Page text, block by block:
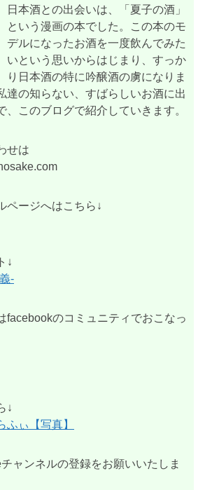
日本酒との出会いは、「夏子の酒」
という漫画の本でした。この本のモ
デルになったお酒を一度飲んでみた
いという思いからはじまり、すっか
り日本酒の特に吟醸酒の虜になりま
達の知らない、すばらしいお酒に出
、このブログで紹介していきます。
せは
ページへはこちら↓
↓
-
facebookのコミュニティでおこなっ
↓
ふぃ【写真】
ャンネルの登録をお願いいたしま